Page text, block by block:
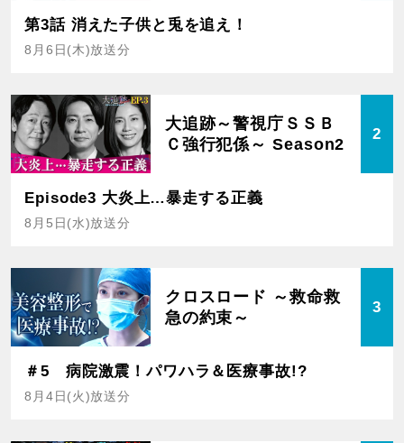
第3話 消えた子供と兎を追え！
8月6日(木)放送分
大追跡～警視庁ＳＳＢ
Ｃ強行犯係～ Season2
2
Episode3 大炎上…暴走する正義
8月5日(水)放送分
クロスロード ～救命救
急の約束～
3
＃5 病院激震！パワハラ＆医療事故!?
8月4日(火)放送分